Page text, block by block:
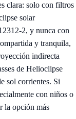
clara: solo con filtros
solar
2, y nunca con
y tranquila,
indirecta
de Helioclipse
sol corrientes. Si
con niños o
la opción más